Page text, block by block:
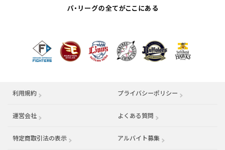
利用規約 プライバシーポリシー
運営会社 （別ウィンドウで開く） よくある質問
特定商取引法の表示 アルバイト募集 （別ウィンドウで開く